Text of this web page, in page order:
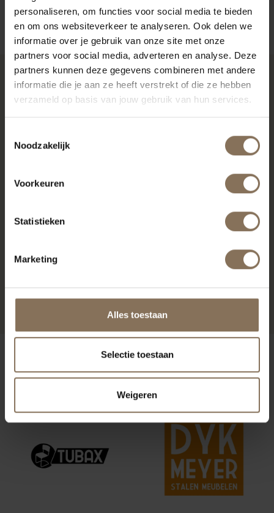
personaliseren, om functies voor social media te bieden
en om ons websiteverkeer te analyseren. Ook delen we
informatie over je gebruik van onze site met onze
partners voor social media, adverteren en analyse. Deze
partners kunnen deze gegevens combineren met andere
informatie die je aan ze heeft verstrekt of die ze hebben
verzameld op basis van jouw gebruik van hun services.
Noodzakelijk
Voorkeuren
Statistieken
Marketing
Alles toestaan
Selectie toestaan
Weigeren
ZAKELIJK
RECENT BEKEKEN
ENYA GEOLIED | ZELF
VANAF€ 279,00
ONZE MERKEN